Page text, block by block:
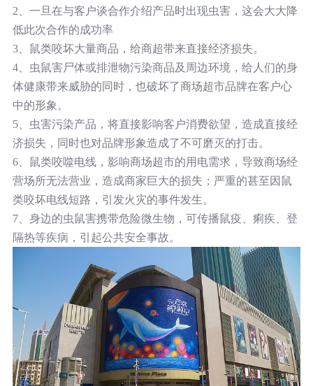
2、一旦在与客户谈合作介绍产品时出现虫害，这会大大降
低此次合作的成功率
3、鼠类咬坏大量商品，给商超带来直接经济损失。
4、虫鼠害尸体或排泄物污染商品及周边环境，给人们的身
体健康带来威胁的同时，也破坏了商场超市品牌在客户心
中的形象。
5、虫害污染产品，将直接影响客户消费欲望，造成直接经
济损失，同时也对品牌形象造成了不可磨灭的打击。
6、鼠类咬噬电线，影响商场超市的用电需求，导致商场经
营场所无法营业，造成商家巨大的损失；严重的甚至因鼠
类咬坏电线短路，引发火灾的事件发生。
7、身边的虫鼠害携带危险微生物，可传播鼠疫、痢疾、登
隔热等疾病，引起公共安全事故。